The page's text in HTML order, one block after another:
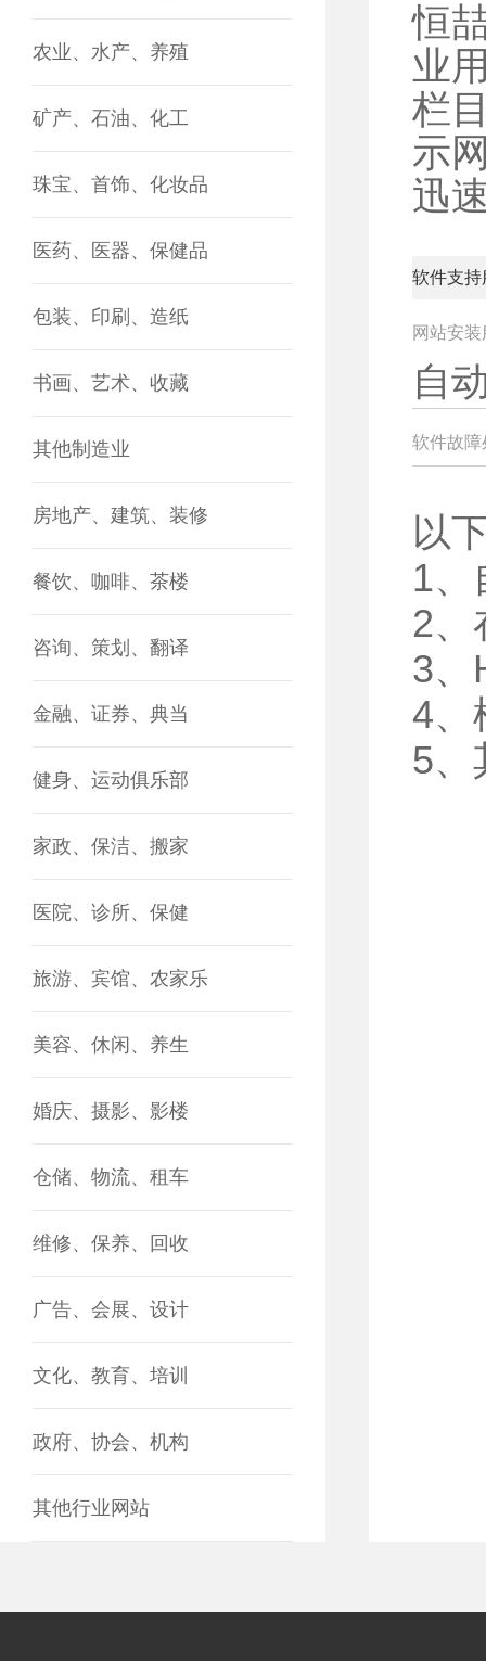
农业、水产、养殖
矿产、石油、化工
珠宝、首饰、化妆品
医药、医器、保健品
包装、印刷、造纸
书画、艺术、收藏
其他制造业
房地产、建筑、装修
餐饮、咖啡、茶楼
咨询、策划、翻译
金融、证券、典当
健身、运动俱乐部
家政、保洁、搬家
医院、诊所、保健
旅游、宾馆、农家乐
美容、休闲、养生
婚庆、摄影、影楼
仓储、物流、租车
维修、保养、回收
广告、会展、设计
文化、教育、培训
政府、协会、机构
其他行业网站
恒
业
栏
示
迅
软件支持
网站安装
自
软件故障
以
1、
2、
3、
4、
5、